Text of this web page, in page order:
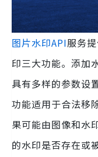
图片水印API服务
印三大功能。添加
具有多样的参数设
功能适用于合法移
果可能由图像和水
的水印是否存在或